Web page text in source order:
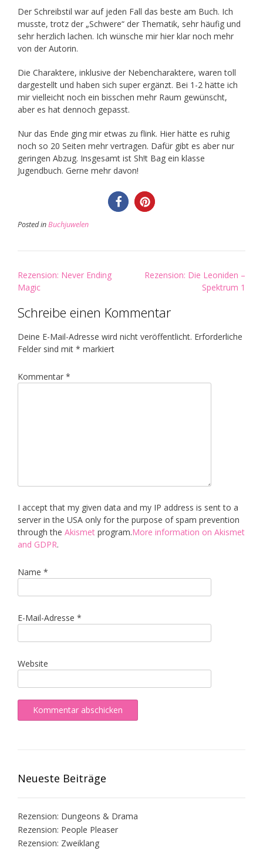
Der Schreibstil war auf jeden Fall das beste am Buch. Ich
musste, trotz der „Schwere“ der Thematik, sehr häufig und
sehr herzlich lachen. Ich wünsche mir hier klar noch mehr
von der Autorin.
Die Charaktere, inklusive der Nebencharaktere, waren toll
dargestellt und haben sich super ergänzt. Bei 1-2 hätte ich
mir vielleicht noch ein bisschen mehr Raum gewünscht,
aber es hat dennoch gepasst.
Nur das Ende ging mir etwas zu flink. Hier hätte es ruhig
noch so 20 Seiten mehr vertragen. Dafür gibt es aber nur
geringen Abzug. Insgesamt ist Sh!t Bag ein klasse
Jugendbuch. Gerne mehr davon!
Posted inBuchjuwelen
Post
navigation
Rezension: Never Ending
Magic
Rezension: Die Leoniden –
Spektrum 1
Schreibe einen Kommentar
Deine E-Mail-Adresse wird nicht veröffentlicht. Erforderliche
Felder sind mit * markiert
Kommentar *
I accept that my given data and my IP address is sent to a
server in the USA only for the purpose of spam prevention
through the Akismet program.More information on Akismet
and GDPR.
Name *
E-Mail-Adresse *
Website
Neueste Beiträge
Rezension: Dungeons & Drama
Rezension: People Pleaser
Rezension: Zweiklang